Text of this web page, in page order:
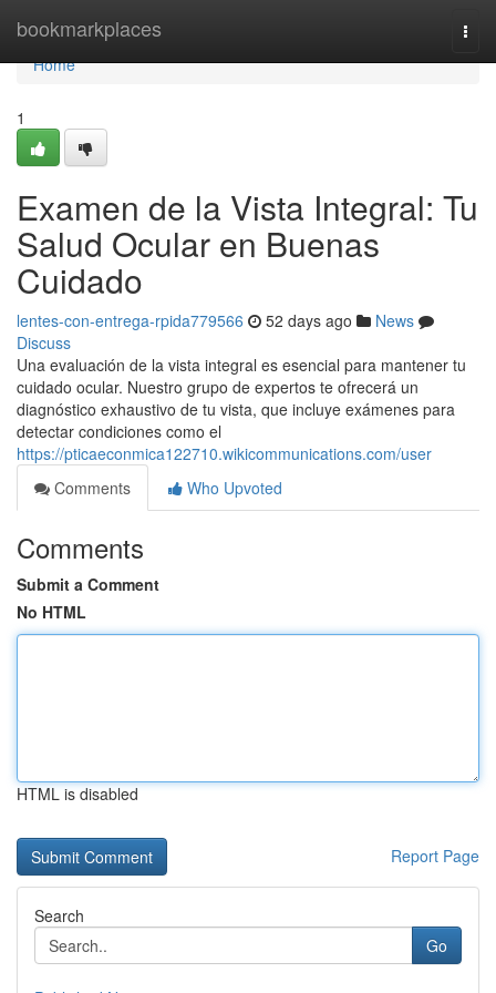
bookmarkplaces
Home
Home
1
Examen de la Vista Integral: Tu
Salud Ocular en Buenas
Cuidado
lentes-con-entrega-rpida779566 52 days ago
News
Discuss
Una evaluación de la vista integral es esencial para mantener tu
cuidado ocular. Nuestro grupo de expertos te ofrecerá un
diagnóstico exhaustivo de tu vista, que incluye exámenes para
detectar condiciones como el
https://pticaeconmica122710.wikicommunications.com/user
Comments
Who Upvoted
Comments
Submit a Comment
No HTML
HTML is disabled
Report Page
Search
Go